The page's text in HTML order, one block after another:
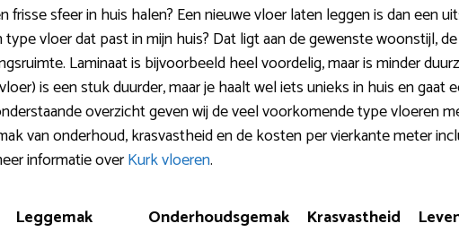
frisse sfeer in huis halen? Een nieuwe vloer laten leggen is dan een
type vloer dat past in mijn huis? Dat ligt aan de gewenste woonstijl,
Laminaat is bijvoorbeeld heel voordelig, maar is minder
is een stuk duurder, maar je haalt wel iets unieks in huis en gaat
overzicht geven wij de veel voorkomende type vloeren
van onderhoud, krasvastheid en de kosten per vierkante meter
informatie overKurk vloeren.
Leggemak Onderhoudsgemak Krasvastheid